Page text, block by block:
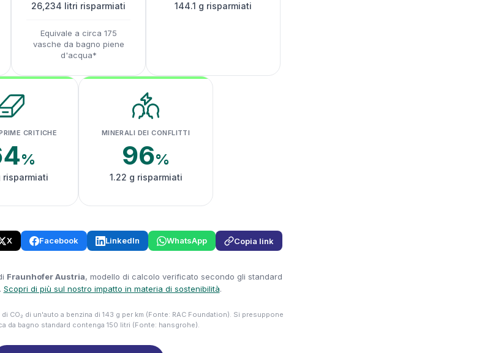
26,234 litri risparmiati
Equivale a circa 175
vasche da bagno piene
d'acqua*
144.1 g risparmiati
CRITICHE
%
risparmiati
MINERALI DEI CONFLITTI
96%
1.22 g risparmiati
X Facebook LinkedIn WhatsApp Copia link
Fraunhofer Austria, modello di calcolo verificato secondo gli standard
Scopri di più sul nostro impatto in materia di sostenibilità.
CO₂ di un'auto a benzina di 143 g per km (Fonte: RAC Foundation). Si presuppone
da bagno standard contenga 150 litri (Fonte: hansgrohe).